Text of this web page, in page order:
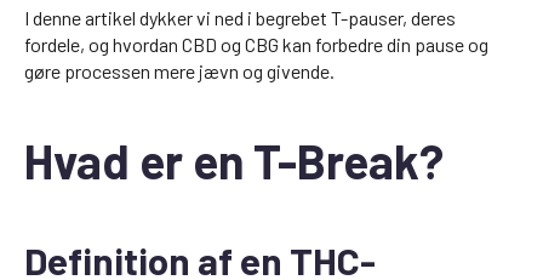
I denne artikel dykker vi ned i begrebet T-pauser, deres
fordele, og hvordan CBD og CBG kan forbedre din pause og
gøre processen mere jævn og givende.
Hvad er en T-Break?
Definition af en THC-